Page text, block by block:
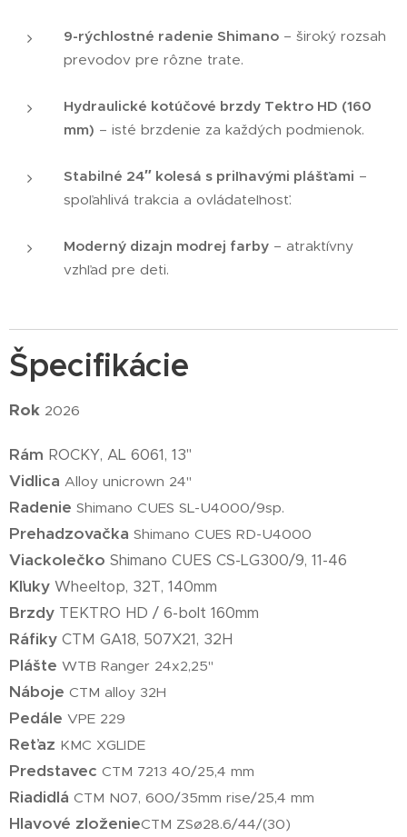
9-rýchlostné radenie Shimano – široký rozsah
prevodov pre rôzne trate.
Hydraulické kotúčové brzdy Tektro HD (160
mm) – isté brzdenie za každých podmienok.
Stabilné 24″ kolesá s priľnavými plášťami –
spoľahlivá trakcia a ovládateľnosť.
Moderný dizajn modrej farby – atraktívny
vzhľad pre deti.
Špecifikácie
Rok 2026
Rám ROCKY, AL 6061, 13"
Vidlica Alloy unicrown 24"
Radenie Shimano CUES SL-U4000/9sp.
Prehadzovačka Shimano CUES RD-U4000
Viackolečko Shimano CUES CS-LG300/9, 11-46
Kľuky Wheeltop, 32T, 140mm
Brzdy TEKTRO HD / 6-bolt 160mm
Ráfiky CTM GA18, 507X21, 32H
Plášte WTB Ranger 24x2,25"
Náboje CTM alloy 32H
Pedále VPE 229
Reťaz KMC XGLIDE
Predstavec CTM 7213 40/25,4 mm
Riadidlá CTM N07, 600/35mm rise/25,4 mm
Hlavové zloženieCTM ZSø28.6/44/(30)